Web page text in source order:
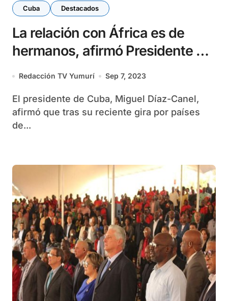
Cuba Destacados
La relación con África es de
hermanos, afirmó Presidente de
Cuba
Redacción TV Yumurí Sep 7, 2023
El presidente de Cuba, Miguel Díaz-Canel,
afirmó que tras su reciente gira por países
de...